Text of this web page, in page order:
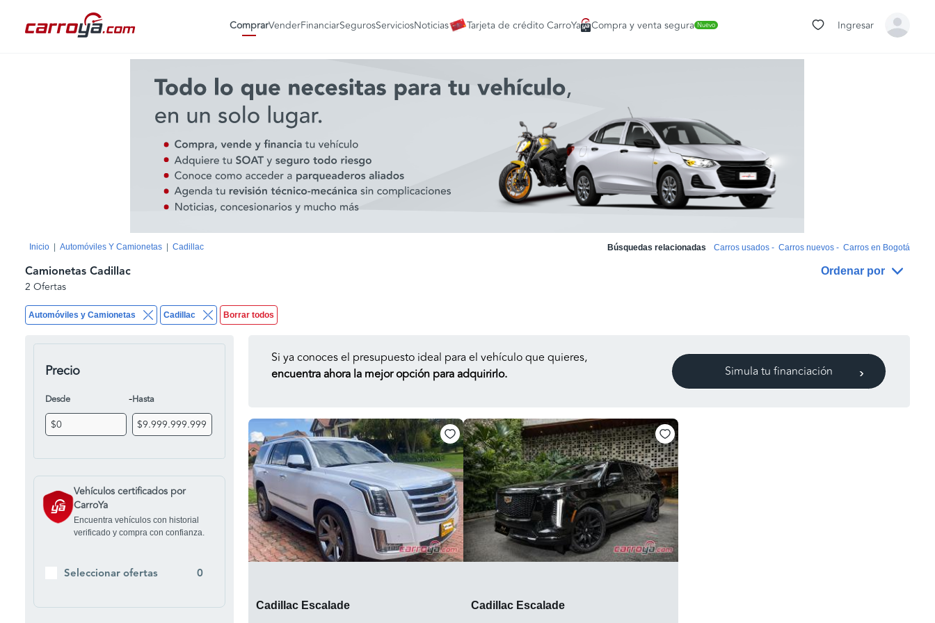
ComprarVenderFinanciarSegurosServiciosNoticias Tarjeta de crédito CarroYa Compra y venta segura Nuevo Ingresar
Inicio Automóviles Y Camionetas Cadillac Búsquedas relacionadas Carros usados - Carros nuevos - Carros en Bogotá
Automóviles y Camionetas Cadillac Borrar todos
Camionetas Cadillac Ordenar por
2 Ofertas
Precio
Desde -Hasta
Vehículos certificados por
CarroYa
Encuentra vehículos con historial
verificado y compra con confianza.
Seleccionar ofertas 0
Si ya conoces el presupuesto ideal para el vehículo que quieres,
encuentra ahora la mejor opción para adquirirlo.
Simula tu financiación
Cadillac Escalade Cadillac Escalade